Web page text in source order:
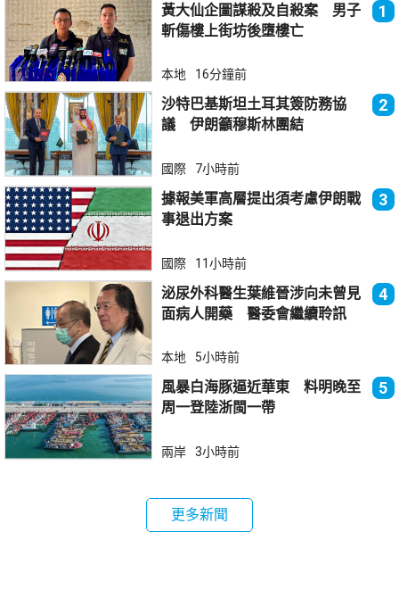
黃大仙企圖謀殺及自殺案 男子
斬傷樓上街坊後墮樓亡
1
本地 16分鐘前
沙特巴基斯坦土耳其簽防務協
議 伊朗籲穆斯林團結
2
國際 7小時前
據報美軍高層提出須考慮伊朗戰
事退出方案
3
國際 11小時前
泌尿外科醫生葉維晉涉向未曾見
面病人開藥 醫委會繼續聆訊
4
本地 5小時前
風暴白海豚逼近華東 料明晚至
周一登陸浙閩一帶
5
兩岸 3小時前
更多新聞